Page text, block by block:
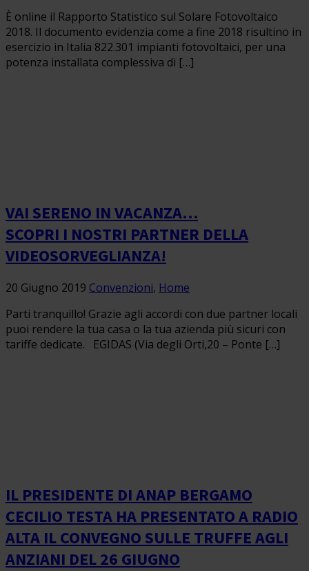
È online il Rapporto Statistico sul Solare Fotovoltaico
2018. Il documento evidenzia come a fine 2018 risultino in
esercizio in Italia 822.301 impianti fotovoltaici, per una
potenza installata complessiva di […]
VAI SERENO IN VACANZA…
SCOPRI I NOSTRI PARTNER DELLA
VIDEOSORVEGLIANZA!
20 Giugno 2019 Convenzioni, Home
Parti tranquillo! Grazie agli accordi con due partner locali
puoi rendere la tua casa o la tua azienda più sicuri con
tariffe dedicate. EGIDAS (Via degli Orti,20 – Ponte […]
IL PRESIDENTE DI ANAP BERGAMO
CECILIO TESTA HA PRESENTATO A RADIO
ALTA IL CONVEGNO SULLE TRUFFE AGLI
ANZIANI DEL 26 GIUGNO